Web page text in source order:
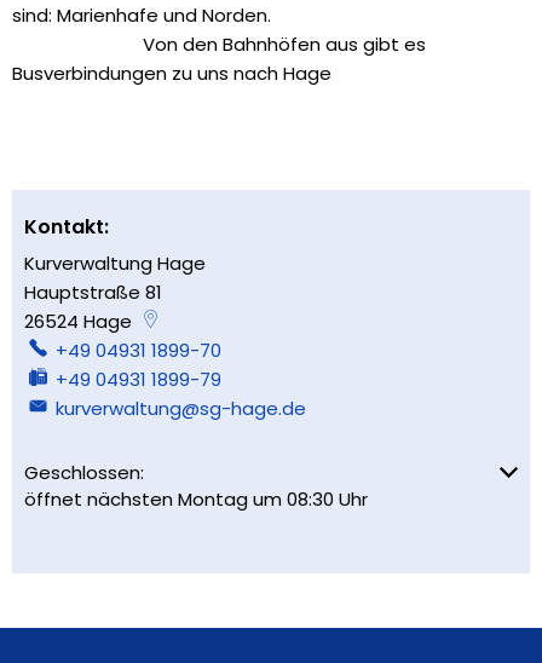
sind: Marienhafe und Norden.
Von den Bahnhöfen aus gibt es
Busverbindungen zu uns nach Hage
Kontakt:
Kurverwaltung Hage
Hauptstraße 81
26524 Hage
+49 04931 1899-70
+49 04931 1899-79
kurverwaltung@sg-hage.de
Klicken, um weitere Öffnungs- oder Schließzeiten
Geschlossen:
öffnet nächsten Montag um 08:30 Uhr